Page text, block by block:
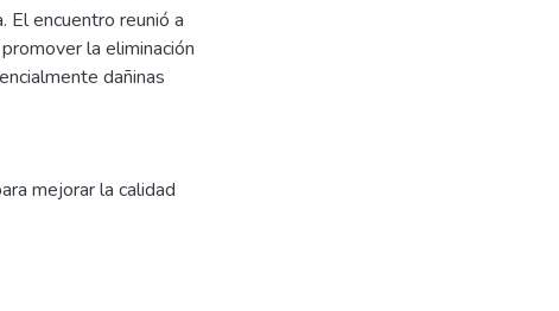
El encuentro reunió a
la eliminación
dañinas
mejorar la calidad